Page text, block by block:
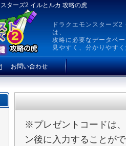
ターズ2 イルとルカ 攻略の虎
ドラクエモンスターズ
は、
攻略に必要なデータベ
見やすく、分かりやす
※プレゼントコードは
ン後に入力することが
お問い合わせ